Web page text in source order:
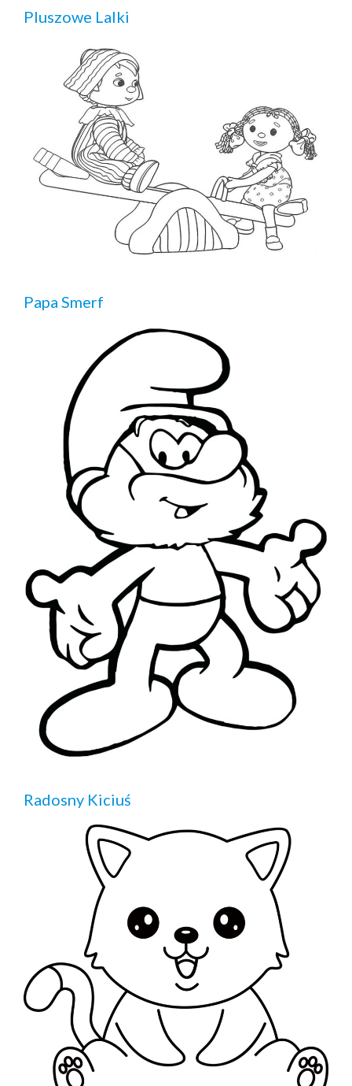
Pluszowe Lalki
Papa Smerf
Radosny Kiciuś